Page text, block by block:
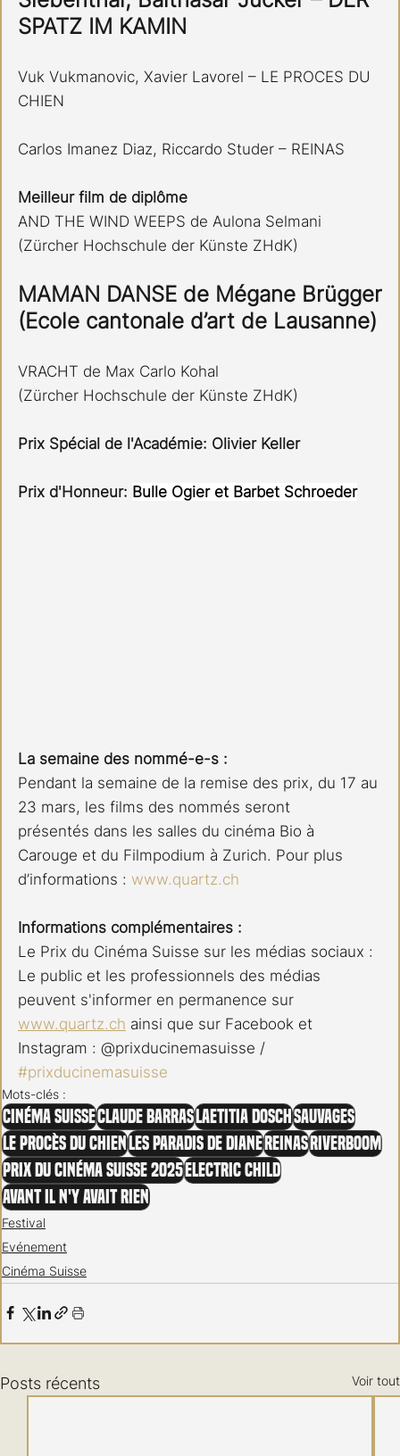
SPATZ IM KAMIN
Vuk Vukmanovic, Xavier Lavorel – LE PROCES DU
CHIEN
Carlos Imanez Diaz, Riccardo Studer – REINAS
Meilleur film de diplôme
AND THE WIND WEEPS de Aulona Selmani
(Zürcher Hochschule der Künste ZHdK)
MAMAN DANSE de Mégane Brügger
(Ecole cantonale d’art de Lausanne)
VRACHT de Max Carlo Kohal
(Zürcher Hochschule der Künste ZHdK)
Prix Spécial de l'Académie: Olivier Keller
Prix d'Honneur: Bulle Ogier et Barbet Schroeder
La semaine des nommé-e-s :
Pendant la semaine de la remise des prix, du 17 au
23 mars, les films des nommés seront
présentés dans les salles du cinéma Bio à
Carouge et du Filmpodium à Zurich. Pour plus
d’informations : www.quartz.ch
Informations complémentaires :
Le Prix du Cinéma Suisse sur les médias sociaux :
Le public et les professionnels des médias
peuvent s'informer en permanence sur
www.quartz.ch ainsi que sur Facebook et
Instagram : @prixducinemasuisse /
#prixducinemasuisse
Mots-clés :
Cinéma SuisseClaude Barras Laetitia DoschSauvages
Le Procès du Chien Les Paradis de Diane Reinas Riverboom
Prix du cinéma suisse 2025 Electric Child
Avant il n'y avait rien
Festival
Evénement
Cinéma Suisse
Posts récents Voir tout